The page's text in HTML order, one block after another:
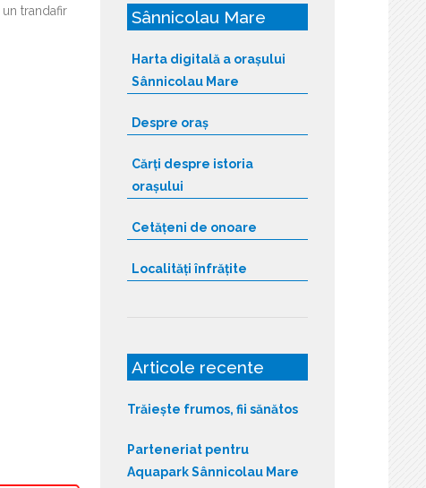
trandafir
Sânnicolau Mare
Harta digitală a orașului
Sânnicolau Mare
Despre oraș
Cărți despre istoria
orașului
Cetățeni de onoare
Localități înfrățite
Articole recente
Trăiește frumos, fii sănătos
Parteneriat pentru
Aquapark Sânnicolau Mare